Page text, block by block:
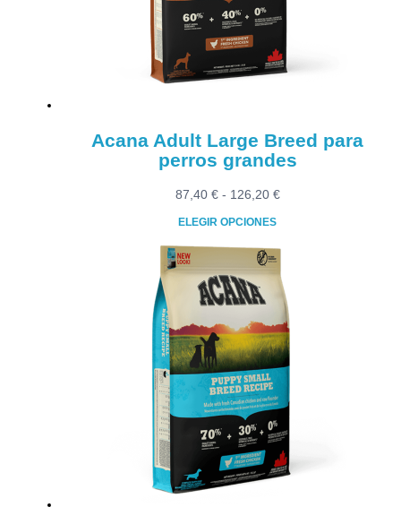
Acana Adult Large Breed para
perros grandes
87,40 € - 126,20 €Rango
desde
87,40 €
hasta
126,20 €
ELEGIR OPCIONES
Este
producto
tiene
múltiples
variantes.
Las
opciones
se
pueden
elegir
en
la
página